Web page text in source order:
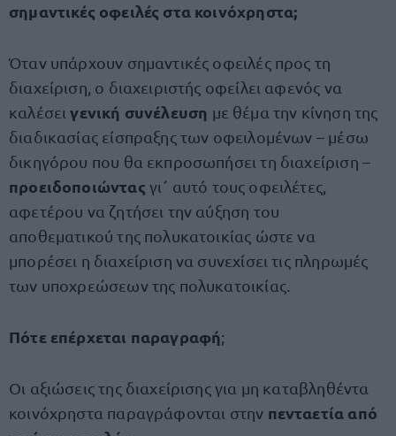
σημαντικές οφειλές στα κοινόχρηστα;
Όταν υπάρχουν σημαντικές οφειλές προς τη
διαχείριση, ο διαχειριστής οφείλει αφενός να
καλέσειγενική συνέλευση με θέμα την κίνηση της
διαδικασίας είσπραξης των οφειλομένων – μέσω
δικηγόρου που θα εκπροσωπήσει τη διαχείριση –
προειδοποιώντας γι΄ αυτό τους οφειλέτες,
αφετέρου να ζητήσει την αύξηση του
αποθεματικού της πολυκατοικίας ώστε να
μπορέσει η διαχείριση να συνεχίσει τις πληρωμές
των υποχρεώσεων της πολυκατοικίας.
Πότε επέρχεται παραγραφή;
Οι αξιώσεις της διαχείρισης για μη καταβληθέντα
κοινόχρηστα παραγράφονται στην πενταετία από